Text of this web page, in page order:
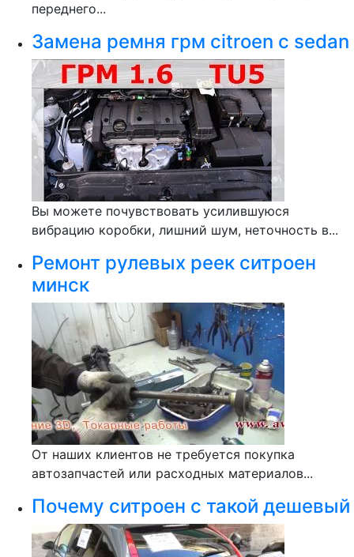
переднего...
Замена ремня грм citroen c sedan
Вы можете почувствовать усилившуюся
вибрацию коробки, лишний шум, неточность в...
Ремонт рулевых реек ситроен
минск
От наших клиентов не требуется покупка
автозапчастей или расходных материалов...
Почему ситроен с такой дешевый